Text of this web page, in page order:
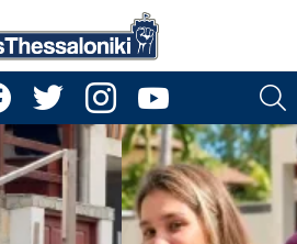
facebooktwitter instagramyoutube